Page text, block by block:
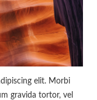
elit. Morbi
gravida tortor, vel